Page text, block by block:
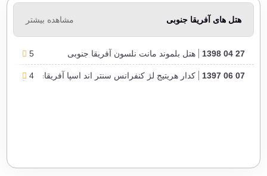
هتل های آفریقا جنوبی مشاهده بیشتر
27 04 1398 هتل بلموند مانت نلسون آفریقا جنوبی 5
07 06 1397 کدار هریتیج لژ کنفرانس سنتر اند اسپا آفریقای جنوبی
4